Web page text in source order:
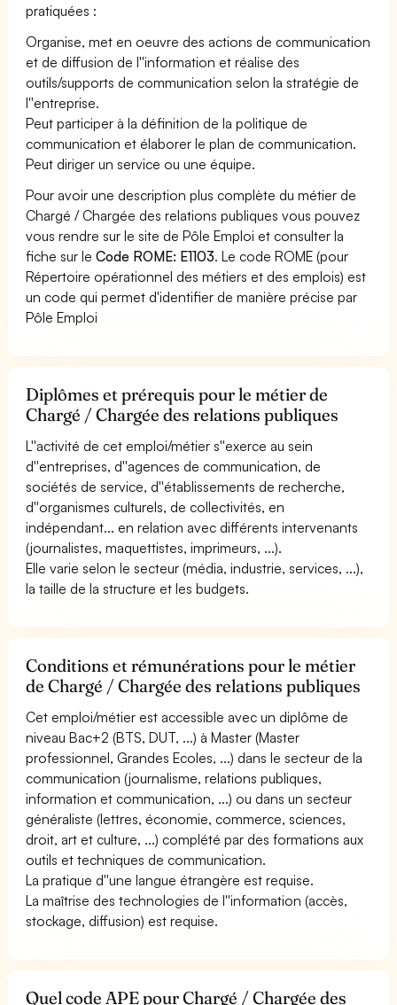
pratiquées :
Organise, met en oeuvre des actions de communication
et de diffusion de l''information et réalise des
outils/supports de communication selon la stratégie de
l''entreprise.
Peut participer à la définition de la politique de
communication et élaborer le plan de communication.
Peut diriger un service ou une équipe.
Pour avoir une description plus complète du métier de
Chargé / Chargée des relations publiques vous pouvez
vous rendre sur le site de Pôle Emploi et consulter la
fiche sur leCode ROME: E1103. Le code ROME (pour
Répertoire opérationnel des métiers et des emplois) est
un code qui permet d'identifier de manière précise par
Pôle Emploi
Diplômes et prérequis pour le métier de
Chargé / Chargée des relations publiques
L''activité de cet emploi/métier s''exerce au sein
d''entreprises, d''agences de communication, de
sociétés de service, d''établissements de recherche,
d''organismes culturels, de collectivités, en
indépendant... en relation avec différents intervenants
(journalistes, maquettistes, imprimeurs, ...).
Elle varie selon le secteur (média, industrie, services, ...),
la taille de la structure et les budgets.
Conditions et rémunérations pour le métier
de Chargé / Chargée des relations publiques
Cet emploi/métier est accessible avec un diplôme de
niveau Bac+2 (BTS, DUT, ...) à Master (Master
professionnel, Grandes Ecoles, ...) dans le secteur de la
communication (journalisme, relations publiques,
information et communication, ...) ou dans un secteur
généraliste (lettres, économie, commerce, sciences,
droit, art et culture, ...) complété par des formations aux
outils et techniques de communication.
La pratique d''une langue étrangère est requise.
La maîtrise des technologies de l''information (accès,
stockage, diffusion) est requise.
Quel code APE pour Chargé / Chargée des